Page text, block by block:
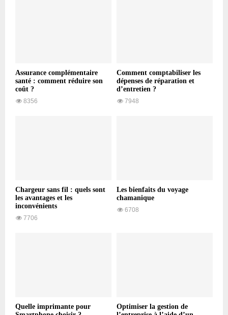
Assurance complémentaire
santé : comment réduire son
coût ?
8356
Comment comptabiliser les
dépenses de réparation et
d’entretien ?
7948
Chargeur sans fil : quels sont
les avantages et les
inconvénients
7706
Les bienfaits du voyage
chamanique
6708
Quelle imprimante pour
Optimiser la gestion de